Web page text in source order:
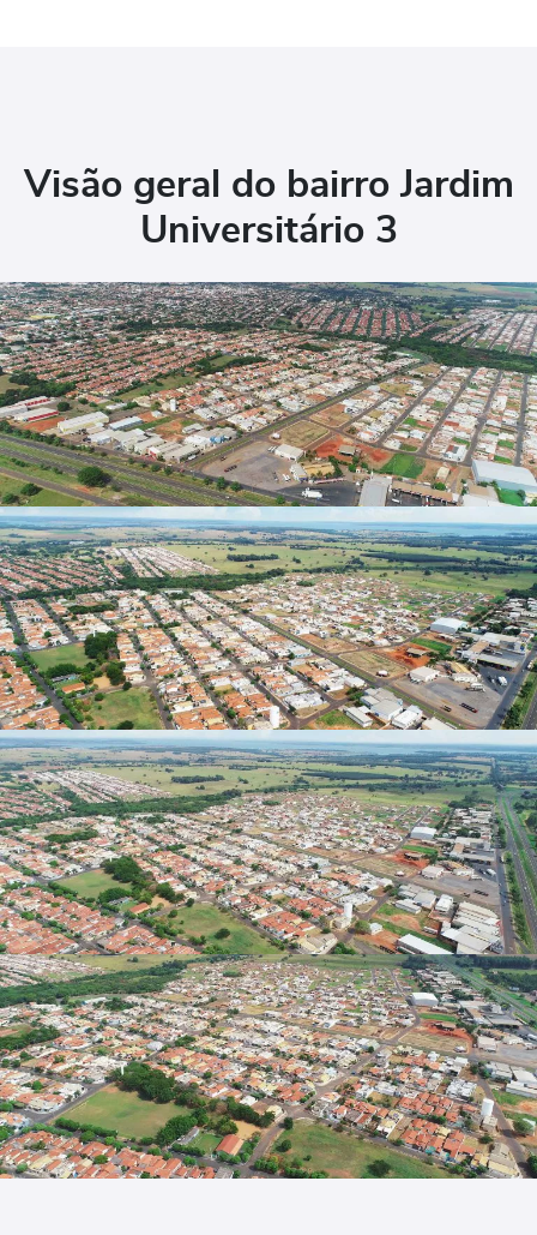
Visão geral do bairro Jardim
Universitário 3